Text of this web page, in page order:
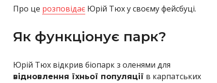
Про це розповідає Юрій Тюх у своєму фейсбуці.
Як функціонує парк?
Юрій Тюх відкрив біопарк з оленями для
відновлення їхньої популяції в карпатських